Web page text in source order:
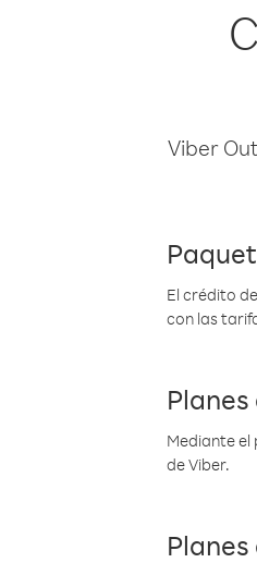
Viber
El crédito
con las
Mediante el
de Viber.